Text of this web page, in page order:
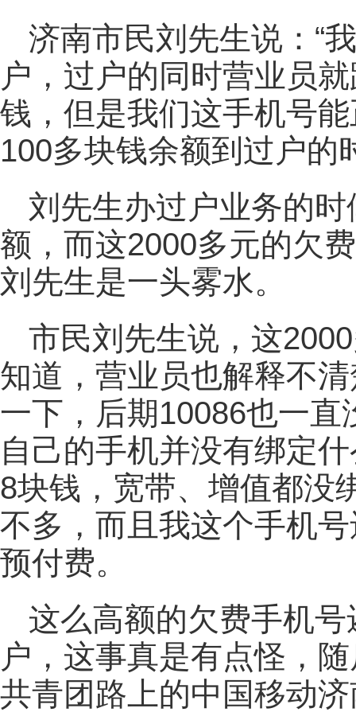
济南市民刘先生说：“
户，过户的同时营业员
钱，但是我们这手机号
100多块钱余额到过户的
刘先生办过户业务的
额，而这2000多元的欠
刘先生是一头雾水。
市民刘先生说，这
知道，营业员也解释不
一下，后期10086也一
自己的手机并没有绑定
8块钱，宽带、增值都没
不多，而且我这个手机
预付费。
这么高额的欠费手机
户，这事真是有点怪，
共青团路上的中国移动